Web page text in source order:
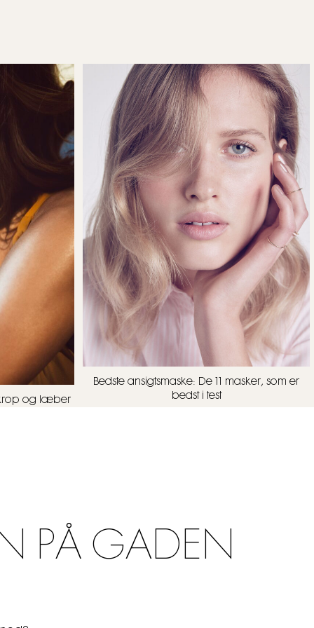
krop og læber
Bedste ansigtsmaske: De 11 masker, som er
bedst i test
PÅ GADEN